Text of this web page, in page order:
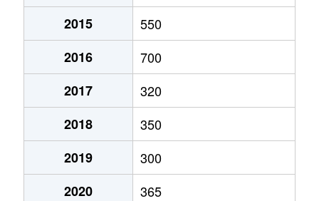
2015
550
2016
700
2017
320
2018
350
2019
300
2020
365